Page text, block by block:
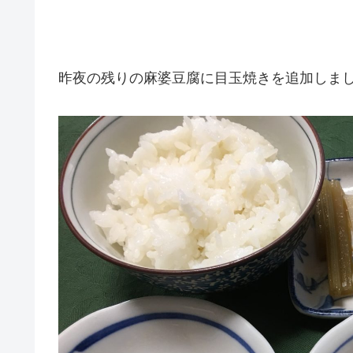
昨夜の残りの麻婆豆腐に目玉焼きを追加しま